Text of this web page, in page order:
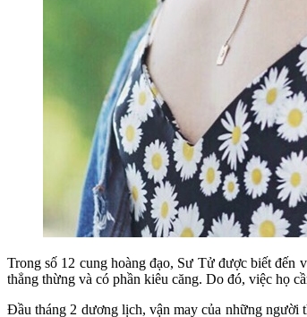
Trong số 12 cung hoàng đạo, Sư Tử được biết đến
thẳng thừng và có phần kiêu căng. Do đó, việc họ
Đầu tháng 2 dương lịch, vận may của những